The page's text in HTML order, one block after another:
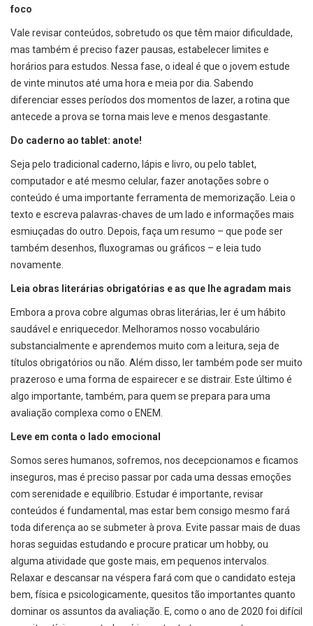
foco
Vale revisar conteúdos, sobretudo os que têm maior dificuldade,
mas também é preciso fazer pausas, estabelecer limites e
horários para estudos. Nessa fase, o ideal é que o jovem estude
de vinte minutos até uma hora e meia por dia. Sabendo
diferenciar esses períodos dos momentos de lazer, a rotina que
antecede a prova se torna mais leve e menos desgastante.
Do caderno ao tablet: anote!
Seja pelo tradicional caderno, lápis e livro, ou pelo tablet,
computador e até mesmo celular, fazer anotações sobre o
conteúdo é uma importante ferramenta de memorização. Leia o
texto e escreva palavras-chaves de um lado e informações mais
esmiuçadas do outro. Depois, faça um resumo – que pode ser
também desenhos, fluxogramas ou gráficos – e leia tudo
novamente.
Leia obras literárias obrigatórias e as que lhe agradam mais
Embora a prova cobre algumas obras literárias, ler é um hábito
saudável e enriquecedor. Melhoramos nosso vocabulário
substancialmente e aprendemos muito com a leitura, seja de
títulos obrigatórios ou não. Além disso, ler também pode ser muito
prazeroso e uma forma de espairecer e se distrair. Este último é
algo importante, também, para quem se prepara para uma
avaliação complexa como o ENEM.
Leve em conta o lado emocional
Somos seres humanos, sofremos, nos decepcionamos e ficamos
inseguros, mas é preciso passar por cada uma dessas emoções
com serenidade e equilíbrio. Estudar é importante, revisar
conteúdos é fundamental, mas estar bem consigo mesmo fará
toda diferença ao se submeter à prova. Evite passar mais de duas
horas seguidas estudando e procure praticar um hobby, ou
alguma atividade que goste mais, em pequenos intervalos.
Relaxar e descansar na véspera fará com que o candidato esteja
bem, física e psicologicamente, quesitos tão importantes quanto
dominar os assuntos da avaliação. E, como o ano de 2020 foi difícil